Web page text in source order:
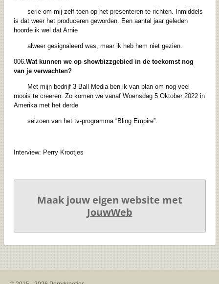
serie om mij zelf toen op het presenteren te richten. Inmiddels
is dat weer het produceren geworden. Een aantal jaar geleden
hoorde ik wel dat Arnie
alweer gesignaleerd was, maar ik heb hem niet gezien.
006.Wat kunnen we op showbizzgebied in de toekomst nog
van je verwachten?
Met mijn bedrijf 3 Ball Media ben ik van plan om nog veel
moois te creëren. Zo komen we vanaf Woensdag 5 Oktober 2022 in
Amerika met het derde
seizoen van het tv-programma “Bling Empire”.
Interview: Perry Krootjes
Maak jouw eigen website met
JouwWeb